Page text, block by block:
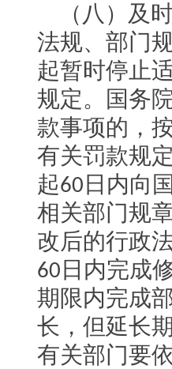
（八）及
法规、部门
起暂时停止
规定。国务
款事项的，
有关罚款规
起60 日内向
相关部门规
改后的行政
60 日内完成
期限内完成
长，但延长
有关部门要